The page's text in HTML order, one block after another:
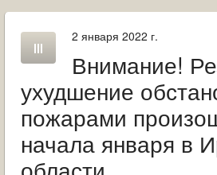
ОФИЦИАЛЬНЫЙ ВЕСТНИК БОДАЙБО
МУНИЦИПАЛЬНЫЕ УСЛУГИ
ОБРАЩЕНИЯ ГРАЖДАН
ГРАДОСТРОИТЕЛЬНАЯ
2 января 2022 г.
Внимание!
ухудшение
пожарами
начала января в